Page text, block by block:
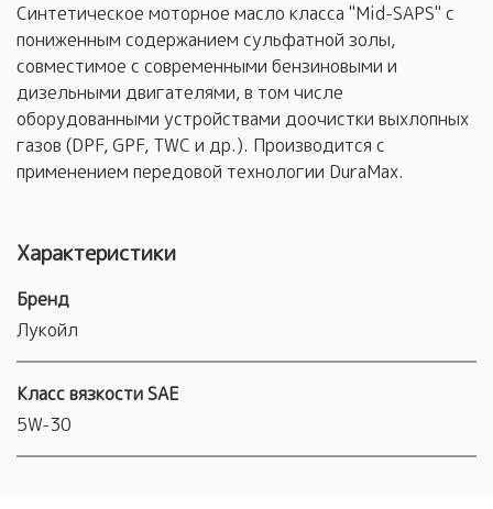
Синтетическое моторное масло класса "Mid-SAPS" с
пониженным содержанием сульфатной золы,
совместимое с современными бензиновыми и
дизельными двигателями, в том числе
оборудованными устройствами доочистки выхлопных
газов (DPF, GPF, TWC и др.). Производится с
применением передовой технологии DuraMax.
Характеристики
Бренд
Лукойл
Класс вязкости SAE
5W-30